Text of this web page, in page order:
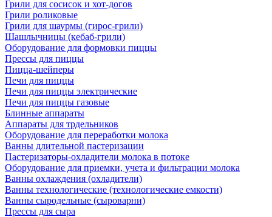
Грили для сосисок и хот-догов
Грили роликовые
Грили для шаурмы (гирос-грили)
Шашлычницы (кебаб-грили)
Оборудование для формовки пиццы
Прессы для пиццы
Пицца-шейперы
Печи для пиццы
Печи для пиццы электрические
Печи для пиццы газовые
Блинные аппараты
Аппараты для трдельников
Оборудование для переработки молока
Ванны длительной пастеризации
Пастеризаторы-охладители молока в потоке
Оборудование для приемки, учета и фильтрации молока
Ванны охлаждения (охладители)
Ванны технологические (технологические емкости)
Ванны сыродельные (сыроварни)
Прессы для сыра